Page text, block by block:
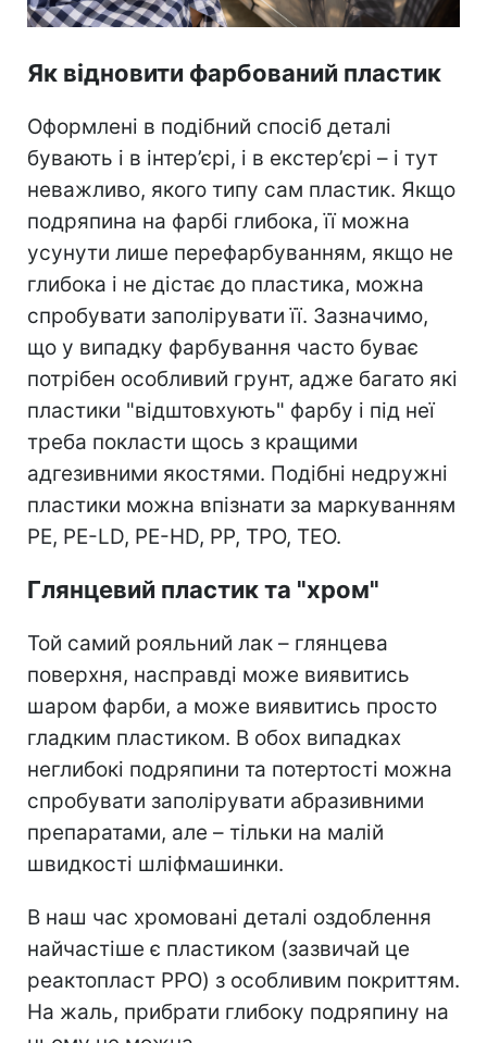
Як відновити фарбований пластик
Оформлені в подібний спосіб деталі
бувають і в інтер’єрі, і в екстер’єрі – і тут
неважливо, якого типу сам пластик. Якщо
подряпина на фарбі глибока, її можна
усунути лише перефарбуванням, якщо не
глибока і не дістає до пластика, можна
спробувати заполірувати її. Зазначимо,
що у випадку фарбування часто буває
потрібен особливий грунт, адже багато які
пластики "відштовхують" фарбу і під неї
треба покласти щось з кращими
адгезивними якостями. Подібні недружні
пластики можна впізнати за маркуванням
PE, PE-LD, PE-HD, PP, TPO, TЕO.
Глянцевий пластик та "хром"
Той самий рояльний лак – глянцева
поверхня, насправді може виявитись
шаром фарби, а може виявитись просто
гладким пластиком. В обох випадках
неглибокі подряпини та потертості можна
спробувати заполірувати абразивними
препаратами, але – тільки на малій
швидкості шліфмашинки.
В наш час хромовані деталі оздоблення
найчастіше є пластиком (зазвичай це
реактопласт PPO) з особливим покриттям.
На жаль, прибрати глибоку подряпину на